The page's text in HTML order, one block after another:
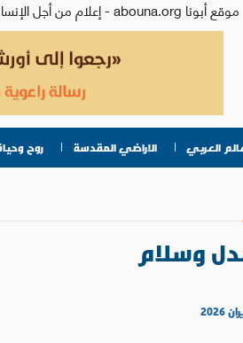
موقع أبونا abouna.org - إعلام من أجل الإنسان | يصدر عن المركز الكاثوليكي للدراسات والإعلام في الأردن - رئيس التحرير: الأب د.رفعت بدر
العربي الاراضي المقدسة روح
وسلام